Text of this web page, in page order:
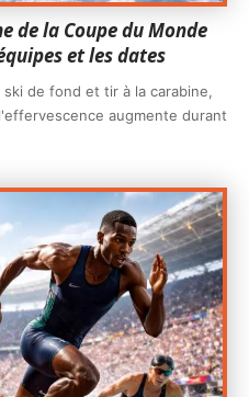
de la Coupe du Monde
et les dates
de fond et tir à la carabine,
augmente durant